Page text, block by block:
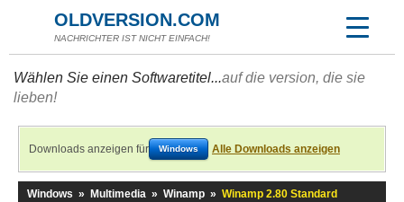
OLDVERSION.COM
NACHRICHTER IST NICHT EINFACH!
Wählen Sie einen Softwaretitel...auf die version, die sie
lieben!
Downloads anzeigen für Windows Alle Downloads anzeigen
Windows » Multimedia » Winamp » Winamp 2.80 Standard